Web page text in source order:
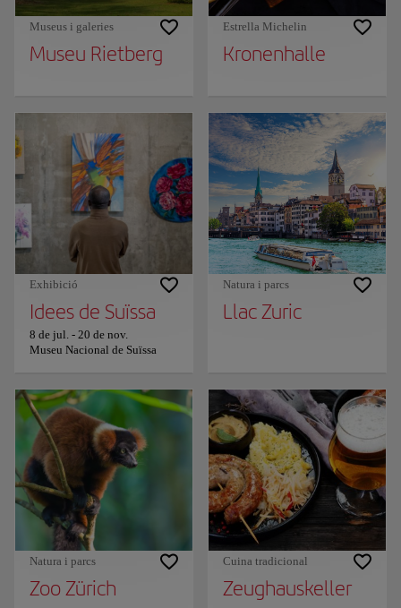
Museus i galeries
Museu Rietberg
Estrella Michelin
Kronenhalle
Exhibició
Idees de Suïssa
8 de jul. - 20 de nov.
Museu Nacional de Suïssa
Natura i parcs
Llac Zuric
Natura i parcs
Zoo Zürich
Cuina tradicional
Zeughauskeller